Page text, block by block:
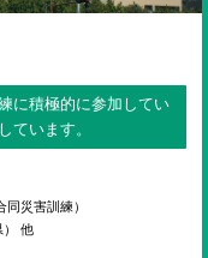
に積極的に参加してい
ています。
災害訓練）
） 他